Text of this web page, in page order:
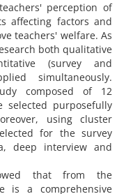
perception of
affecting factors and
teachers' welfare. As
both qualitative
(survey and
simultaneously.
composed of 12
selected purposefully
using cluster
for the survey
deep interview and
that from the
is a comprehensive